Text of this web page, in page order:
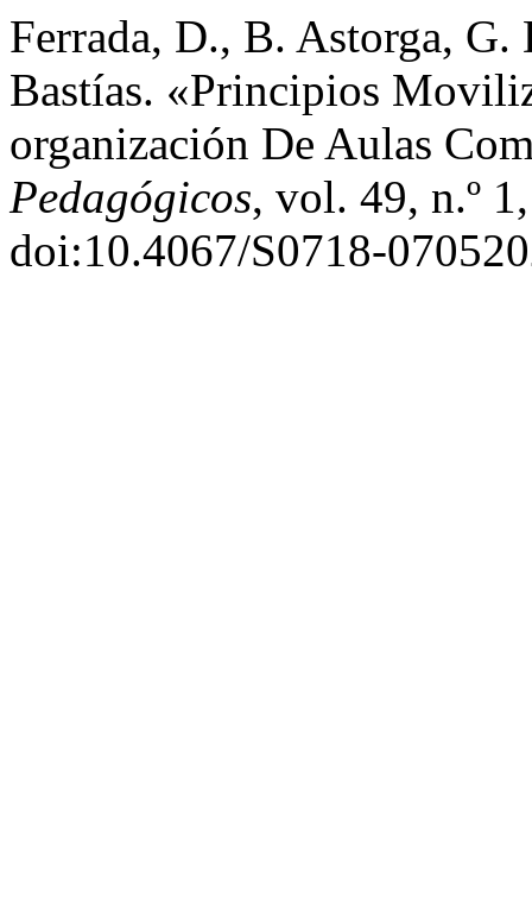
Ferrada, D., B. Astorga,
Bastías. «Principios
organización De Aulas
Pedagógicos, vol. 49, n.º
doi:10.4067/S0718-